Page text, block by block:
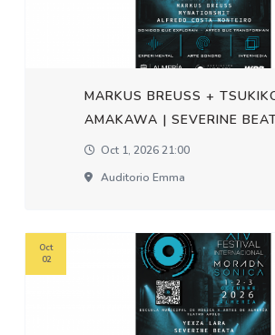
MARKUS BREUSS +
AMAKAWA | SEVERINE
Oct 1, 2026 21:00
Auditorio Emma
Oct
02